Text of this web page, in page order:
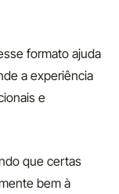
formato ajuda
a experiência
e
que certas
bem à